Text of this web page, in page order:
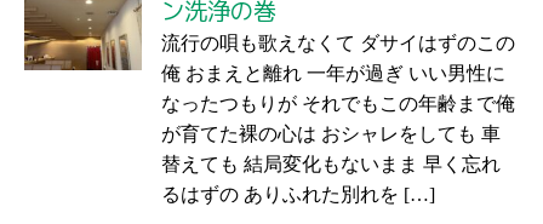
ン洗浄の巻
流行の唄も歌えなくて ダサイはずのこの
俺 おまえと離れ 一年が過ぎ いい男性に
なったつもりが それでもこの年齢まで俺
が育てた裸の心は おシャレをしても 車
替えても 結局変化もないまま 早く忘れ
るはずの ありふれた別れを […]